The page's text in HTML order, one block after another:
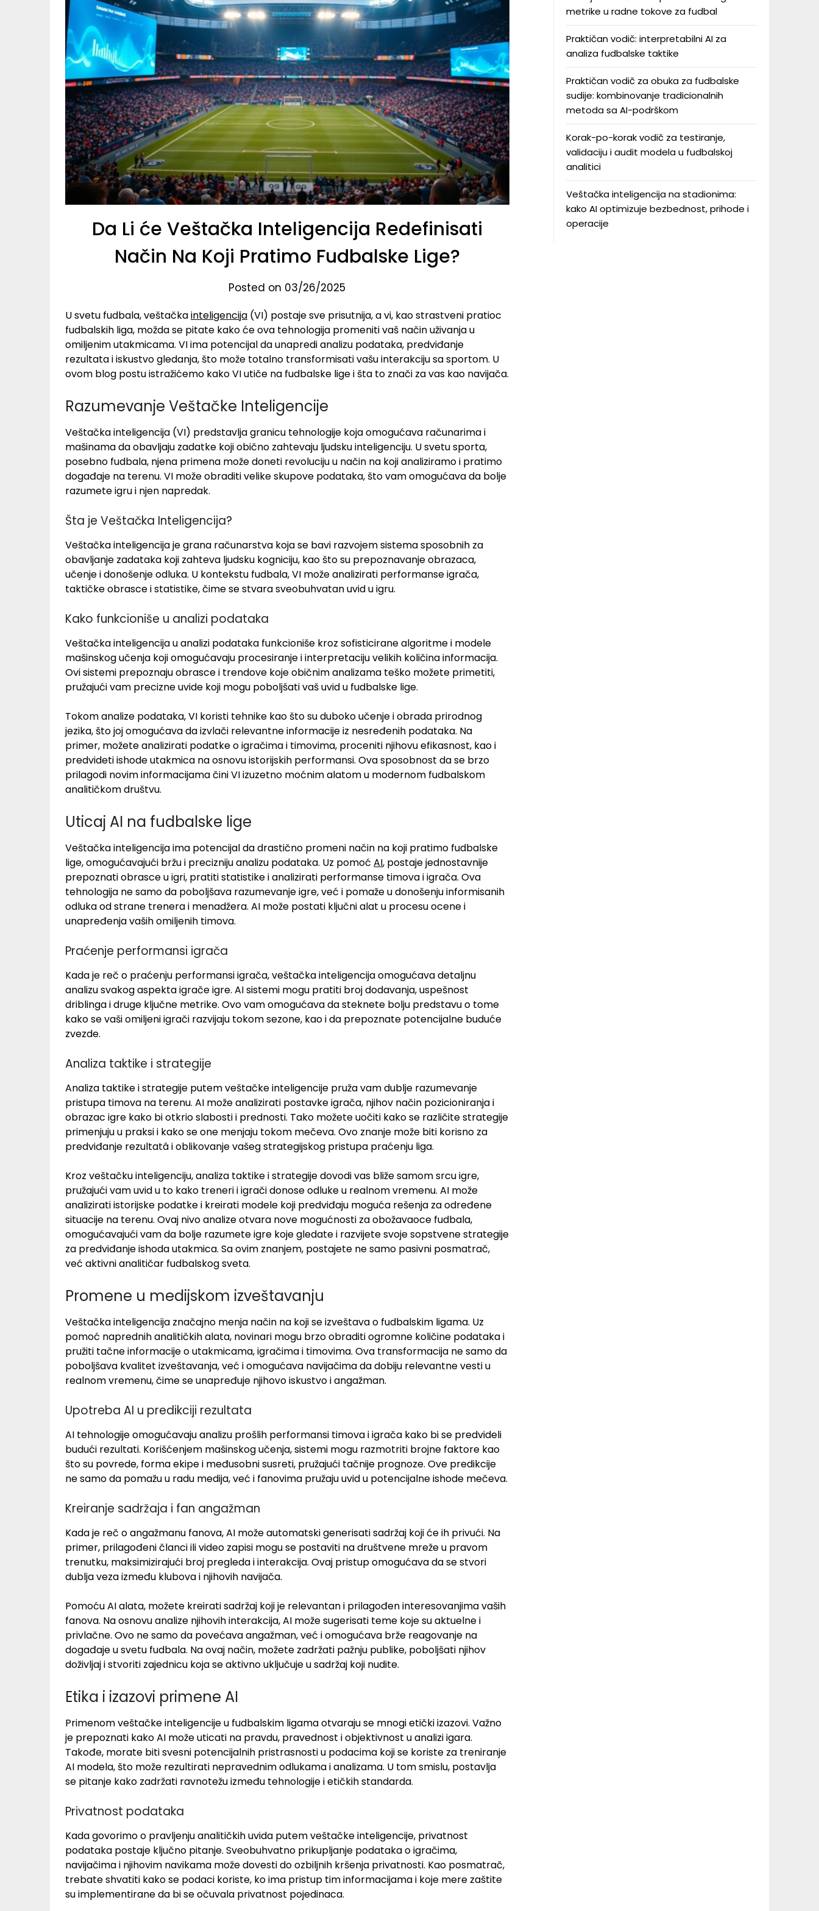
Da Li će Veštačka Inteligencija Redefinisati
Način Na Koji Pratimo Fudbalske Lige?
Posted on 03/26/2025
U svetu fudbala, veštačkainteligencija (VI) postaje sve prisutnija, a vi, kao strastveni pratioc
fudbalskih liga, možda se pitate kako će ova tehnologija promeniti vaš način uživanja u
omiljenim utakmicama. VI ima potencijal da unapredi analizu podataka, predviđanje
rezultata i iskustvo gledanja, što može totalno transformisati vašu interakciju sa sportom. U
ovom blog postu istražićemo kako VI utiče na fudbalske lige i šta to znači za vas kao navijača.
Razumevanje Veštačke Inteligencije
Veštačka inteligencija (VI) predstavlja granicu tehnologije koja omogućava računarima i
mašinama da obavljaju zadatke koji obično zahtevaju ljudsku inteligenciju. U svetu sporta,
posebno fudbala, njena primena može doneti revoluciju u način na koji analiziramo i pratimo
događaje na terenu. VI može obraditi velike skupove podataka, što vam omogućava da bolje
razumete igru i njen napredak.
Šta je Veštačka Inteligencija?
Veštačka inteligencija je grana računarstva koja se bavi razvojem sistema sposobnih za
obavljanje zadataka koji zahteva ljudsku kogniciju, kao što su prepoznavanje obrazaca,
učenje i donošenje odluka. U kontekstu fudbala, VI može analizirati performanse igrača,
taktičke obrasce i statistike, čime se stvara sveobuhvatan uvid u igru.
Kako funkcioniše u analizi podataka
Veštačka inteligencija u analizi podataka funkcioniše kroz sofisticirane algoritme i modele
mašinskog učenja koji omogućavaju procesiranje i interpretaciju velikih količina informacija.
Ovi sistemi prepoznaju obrasce i trendove koje običnim analizama teško možete primetiti,
pružajući vam precizne uvide koji mogu poboljšati vaš uvid u fudbalske lige.
Tokom analize podataka, VI koristi tehnike kao što su duboko učenje i obrada prirodnog
jezika, što joj omogućava da izvlači relevantne informacije iz nesređenih podataka. Na
primer, možete analizirati podatke o igračima i timovima, proceniti njihovu efikasnost, kao i
predvideti ishode utakmica na osnovu istorijskih performansi. Ova sposobnost da se brzo
prilagodi novim informacijama čini VI izuzetno moćnim alatom u modernom fudbalskom
analitičkom društvu.
Uticaj AI na fudbalske lige
Veštačka inteligencija ima potencijal da drastično promeni način na koji pratimo fudbalske
lige, omogućavajući bržu i precizniju analizu podataka. Uz pomoć AI, postaje jednostavnije
prepoznati obrasce u igri, pratiti statistike i analizirati performanse timova i igrača. Ova
tehnologija ne samo da poboljšava razumevanje igre, već i pomaže u donošenju informisanih
odluka od strane trenera i menadžera. AI može postati ključni alat u procesu ocene i
unapređenja vaših omiljenih timova.
Praćenje performansi igrača
Kada je reč o praćenju performansi igrača, veštačka inteligencija omogućava detaljnu
analizu svakog aspekta igrače igre. AI sistemi mogu pratiti broj dodavanja, uspešnost
driblinga i druge ključne metrike. Ovo vam omogućava da steknete bolju predstavu o tome
kako se vaši omiljeni igrači razvijaju tokom sezone, kao i da prepoznate potencijalne buduće
zvezde.
Analiza taktike i strategije
Analiza taktike i strategije putem veštačke inteligencije pruža vam dublje razumevanje
pristupa timova na terenu. AI može analizirati postavke igrača, njihov način pozicioniranja i
obrazac igre kako bi otkrio slabosti i prednosti. Tako možete uočiti kako se različite strategije
primenjuju u praksi i kako se one menjaju tokom mečeva. Ovo znanje može biti korisno za
predviđanje rezultatâ i oblikovanje vašeg strategijskog pristupa praćenju liga.
Kroz veštačku inteligenciju, analiza taktike i strategije dovodi vas bliže samom srcu igre,
pružajući vam uvid u to kako treneri i igrači donose odluke u realnom vremenu. AI može
analizirati istorijske podatke i kreirati modele koji predviđaju moguća rešenja za određene
situacije na terenu. Ovaj nivo analize otvara nove mogućnosti za obožavaoce fudbala,
omogućavajući vam da bolje razumete igre koje gledate i razvijete svoje sopstvene strategije
za predviđanje ishoda utakmica. Sa ovim znanjem, postajete ne samo pasivni posmatrač,
već aktivni analitičar fudbalskog sveta.
Promene u medijskom izveštavanju
Veštačka inteligencija značajno menja način na koji se izveštava o fudbalskim ligama. Uz
pomoć naprednih analitičkih alata, novinari mogu brzo obraditi ogromne količine podataka i
pružiti tačne informacije o utakmicama, igračima i timovima. Ova transformacija ne samo da
poboljšava kvalitet izveštavanja, već i omogućava navijačima da dobiju relevantne vesti u
realnom vremenu, čime se unapređuje njihovo iskustvo i angažman.
Upotreba AI u predikciji rezultata
AI tehnologije omogućavaju analizu prošlih performansi timova i igrača kako bi se predvideli
budući rezultati. Korišćenjem mašinskog učenja, sistemi mogu razmotriti brojne faktore kao
što su povrede, forma ekipe i međusobni susreti, pružajući tačnije prognoze. Ove predikcije
ne samo da pomažu u radu medija, već i fanovima pružaju uvid u potencijalne ishode mečeva.
Kreiranje sadržaja i fan angažman
Kada je reč o angažmanu fanova, AI može automatski generisati sadržaj koji će ih privući. Na
primer, prilagođeni članci ili video zapisi mogu se postaviti na društvene mreže u pravom
trenutku, maksimizirajući broj pregleda i interakcija. Ovaj pristup omogućava da se stvori
dublja veza između klubova i njihovih navijača.
Pomoću AI alata, možete kreirati sadržaj koji je relevantan i prilagođen interesovanjima vaših
fanova. Na osnovu analize njihovih interakcija, AI može sugerisati teme koje su aktuelne i
privlačne. Ovo ne samo da povećava angažman, već i omogućava brže reagovanje na
događaje u svetu fudbala. Na ovaj način, možete zadržati pažnju publike, poboljšati njihov
doživljaj i stvoriti zajednicu koja se aktivno uključuje u sadržaj koji nudite.
Etika i izazovi primene AI
Primenom veštačke inteligencije u fudbalskim ligama otvaraju se mnogi etički izazovi. Važno
je prepoznati kako AI može uticati na pravdu, pravednost i objektivnost u analizi igara.
Takođe, morate biti svesni potencijalnih pristrasnosti u podacima koji se koriste za treniranje
AI modela, što može rezultirati nepravednim odlukama i analizama. U tom smislu, postavlja
se pitanje kako zadržati ravnotežu između tehnologije i etičkih standarda.
Privatnost podataka
Kada govorimo o pravljenju analitičkih uvida putem veštačke inteligencije, privatnost
podataka postaje ključno pitanje. Sveobuhvatno prikupljanje podataka o igračima,
navijačima i njihovim navikama može dovesti do ozbiljnih kršenja privatnosti. Kao posmatrač,
trebate shvatiti kako se podaci koriste, ko ima pristup tim informacijama i koje mere zaštite
su implementirane da bi se očuvala privatnost pojedinaca.
metrike u radne tokove za fudbal
Praktičan vodič: interpretabilni AI za
analiza fudbalske taktike
Praktičan vodič za obuka za fudbalske
sudije: kombinovanje tradicionalnih
metoda sa AI-podrškom
Korak-po-korak vodič za testiranje,
validaciju i audit modela u fudbalskoj
analitici
Veštačka inteligencija na stadionima:
kako AI optimizuje bezbednost, prihode i
operacije